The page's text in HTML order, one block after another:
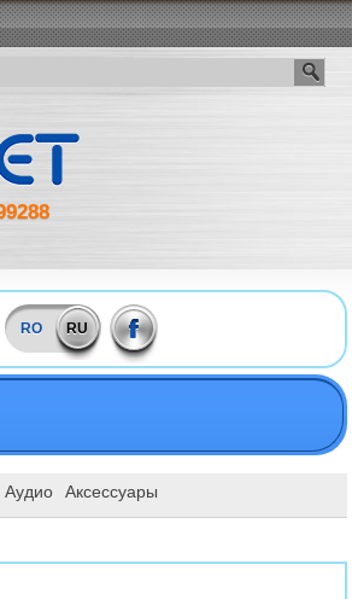
RO RU
Аудио Aксессуары